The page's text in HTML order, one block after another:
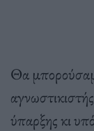
Θα
ύπαρξης κι